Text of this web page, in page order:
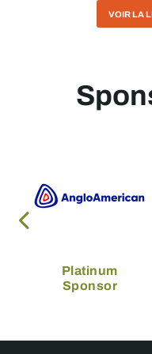
VOIR LA
Platinum
Sponsor